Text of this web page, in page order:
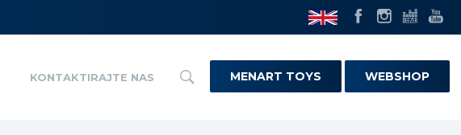
KONTAKTIRAJTE NAS MENART TOYS WEBSHOP